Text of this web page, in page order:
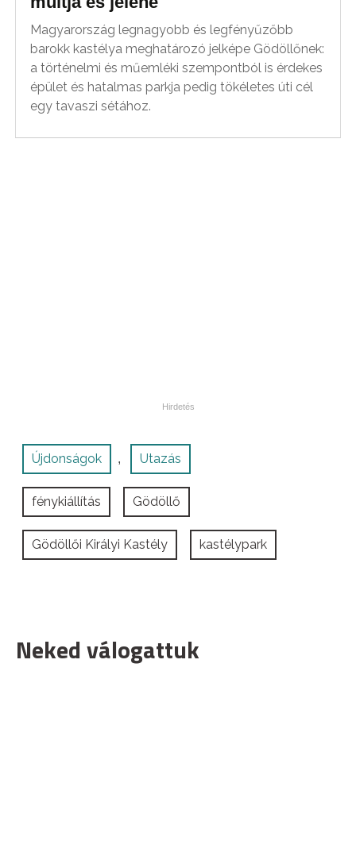
Magyarország legnagyobb és legfényűzőbb
barokk kastélya meghatározó jelképe Gödöllőnek:
a történelmi és műemléki szempontból is érdekes
épület és hatalmas parkja pedig tökéletes úti cél
egy tavaszi sétához.
Újdonságok , Utazás
fénykiállítás Gödöllő
Gödöllői Királyi Kastély kastélypark
Neked válogattuk